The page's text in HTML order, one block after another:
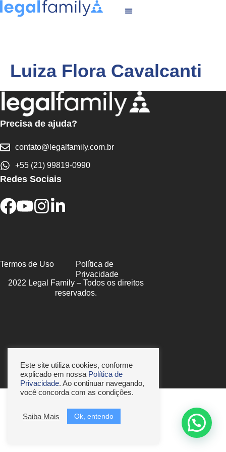
Luiza Flora Cavalcanti
Precisa de ajuda?
contato@legalfamily.com.br
+55 (21) 99819-0990
Redes Sociais
Termos de Uso
Política de
Privacidade
2022 Legal Family – Todos os direitos
reservados.
Este site utiliza cookies, conforme
explicado em nossa Política de
Privacidade. Ao continuar navegando,
você concorda com as condições.
Saiba Mais Ok, entendo